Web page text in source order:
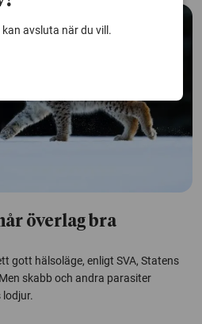
överlag bra
gott hälsoläge, enligt SVA, Statens
skabb och andra parasiter
lodjur.
avsluta när du vill.